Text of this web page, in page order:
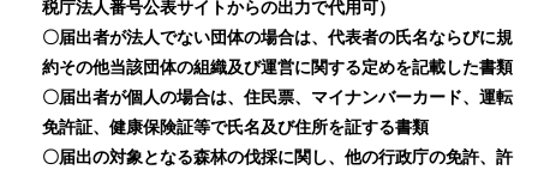
税庁法人番号公表サイトからの出力で代用可）
〇届出者が法人でない団体の場合は、代表者の氏名ならびに規
約その他当該団体の組織及び運営に関する定めを記載した書類
〇届出者が個人の場合は、住民票、マイナンバーカード、運転
免許証、健康保険証等で氏名及び住所を証する書類
〇届出の対象となる森林の伐採に関し、他の行政庁の免許、許